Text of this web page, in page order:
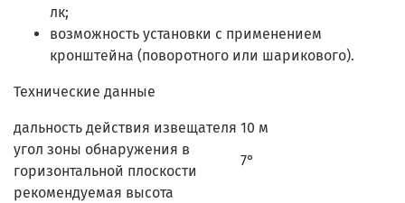
лк;
возможность установки с применением
кронштейна (поворотного или шарикового).
Технические данные
дальность действия извещателя 10 м
угол зоны обнаружения в
горизонтальной плоскости
7°
рекомендуемая высота